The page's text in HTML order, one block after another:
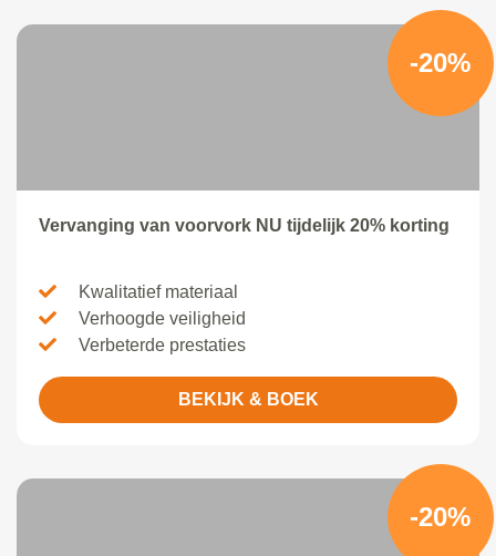
-20%
Vervanging van voorvork NU tijdelijk 20% korting
Kwalitatief materiaal
Verhoogde veiligheid
Verbeterde prestaties
BEKIJK & BOEK
-20%